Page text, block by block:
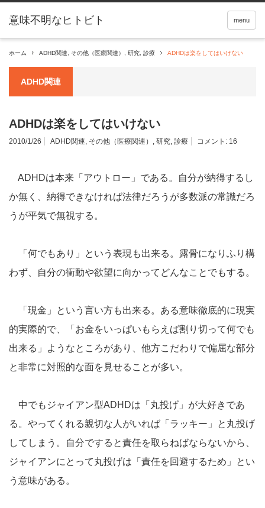
menu
ホーム ADHD関連 その他（医療関連） 研究 診療 ADHDは楽をしてはいけない
ADHD関連
ADHDは楽をしてはいけない
2010/1/26 ADHD関連, その他（医療関連） , 研究, 診療 コメント: 16
ADHDは本来「アウトロー」である。自分が納得するし
か無く、納得できなければ法律だろうが多数派の常識だろ
うが平気で無視する。
「何でもあり」という表現も出来る。露骨になりふり構
わず、自分の衝動や欲望に向かってどんなことでもする。
「現金」という言い方も出来る。ある意味徹底的に現実
的実際的で、「お金をいっぱいもらえば割り切って何でも
出来る」ようなところがあり、他方こだわりで偏屈な部分
と非常に対照的な面を見せることが多い。
中でもジャイアン型ADHDは「丸投げ」が大好きであ
る。やってくれる親切な人がいれば「ラッキー」と丸投げ
してしまう。自分ですると責任を取らねばならないから、
ジャイアンにとって丸投げは「責任を回避するため」とい
う意味がある。